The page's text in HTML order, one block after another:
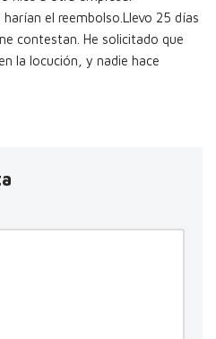
el reembolso.Llevo 25 días
contestan. He solicitado que
la locución, y nadie hace